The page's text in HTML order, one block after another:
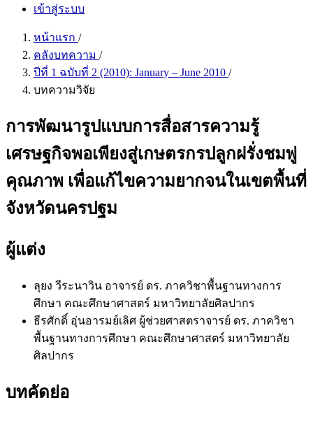
เข้าสู่ระบบ
หน้าแรก /
คลังบทความ /
ปีที่ 1 ฉบับที่ 2 (2010): January – June 2010 /
บทความวิจัย
การพัฒนารูปแบบการสื่อสารความรู้
เศรษฐกิจพอเพียงสู่เกษตรกรปลูกฝรั่งชมพู่
คุณภาพ เพื่อแก้ไขความยากจนในเขตพื้นที่
จังหวัดนครปฐม
ผู้แต่ง
ลุยง วีระนาวิน อาจารย์ ดร. ภาควิชาพื้นฐานทางการ
ศึกษา คณะศึกษาศาสตร์ มหาวิทยาลัยศิลปากร
ธีรศักดิ์ อุ่นอารมย์เลิศ ผู้ช่วยศาสตราจารย์ ดร. ภาควิชา
พื้นฐานทางการศึกษา คณะศึกษาศาสตร์ มหาวิทยาลัย
ศิลปากร
บทคัดย่อ